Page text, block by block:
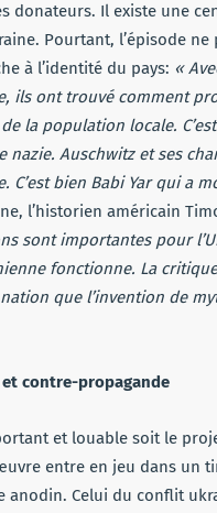
donateurs. Il existe une
Pourtant, l’épisode ne
à l’identité du pays: «
ils ont trouvé comment
la population locale.
nazie. Auschwitz et ses
C’est bien Babi Yar qui a
l’historien américain
sont importantes pour
fonctionne. La
que l’invention de
contre-propagande
et louable soit le
entre en jeu dans un
anodin. Celui du conflit